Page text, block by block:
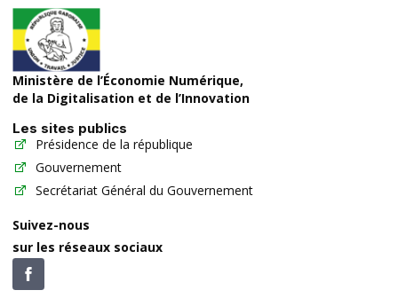
Ministère de l’Économie Numérique,
de la Digitalisation et de l’Innovation
Les sites publics
Présidence de la république
Gouvernement
Secrétariat Général du Gouvernement
Suivez-nous
sur les réseaux sociaux